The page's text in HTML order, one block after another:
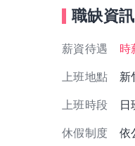
職缺資訊
薪資待遇 時
上班地點 新
上班時段 日
休假制度 依